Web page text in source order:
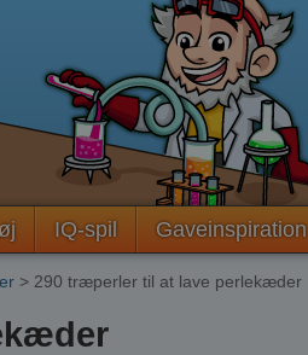
IQ-spil Gaveinspiration
> 290 træperler til at lave perlekæder